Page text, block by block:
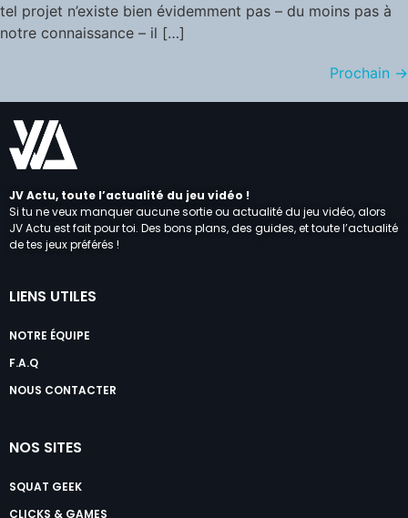
tel projet n’existe bien évidemment pas – du moins pas à
notre connaissance – il […]
Prochain →
JV Actu, toute l’actualité du jeu vidéo !
Si tu ne veux manquer aucune sortie ou actualité du jeu vidéo, alors
JV Actu est fait pour toi. Des bons plans, des guides, et toute l’actualité
de tes jeux préférés !
LIENS UTILES
NOTRE ÉQUIPE
F.A.Q
NOUS CONTACTER
NOS SITES
SQUAT GEEK
CLICKS & GAMES